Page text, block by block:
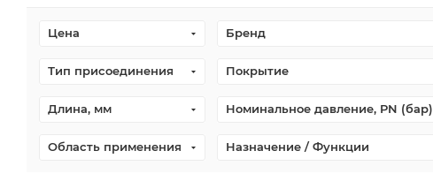
Цена Бренд
Тип присоединения Покрытие
Длина, мм Номинальное давление, PN (бар)
Область применения Назначение / Функции